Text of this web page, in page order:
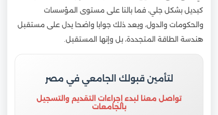
كبديل بشكل جلي، فما بالنا على مستوى المؤسسات
والحكومات والدول، ويعد ذلك جوابا واضحا يدل على مستقبل
هندسة الطاقة المتجددة، بل وإنها المستقبل.
لتأمين قبولك الجامعي في مصر
تواصل معنا لبدء إجراءات التقديم والتسجيل
بالجامعات